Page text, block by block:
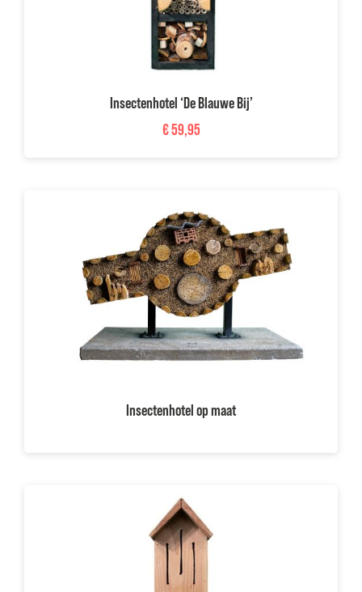
Insectenhotel ‘De Blauwe Bij’
€59,95
Insectenhotel op maat